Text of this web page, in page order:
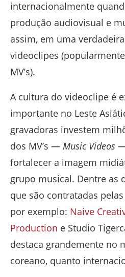
internacionalmente
produção audiovisual e
assim, em uma
videoclipes
MV’s).
A cultura do videoclipe é
importante no Leste
gravadoras investem
dos MV’s — Music Videos
fortalecer a imagem
grupo musical. Dentre as
que são contratadas
por exemplo: Naive
Production e Studio
destaca grandemente no
coreano, quanto